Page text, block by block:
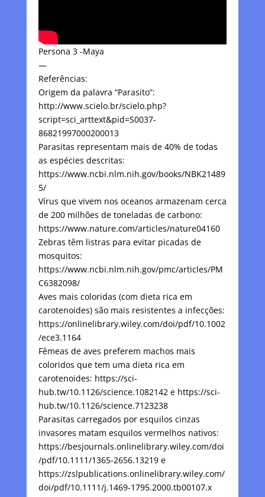
Persona 3 -Maya
—
Referências:
Origem da palavra “Parasito”:
http://www.scielo.br/scielo.php?
script=sci_arttext&pid=S0037-
86821997000200013
Parasitas representam mais de 40% de todas
as espécies descritas:
https://www.ncbi.nlm.nih.gov/books/NBK21489
5/
Vírus que vivem nos oceanos armazenam cerca
de 200 milhões de toneladas de carbono:
https://www.nature.com/articles/nature04160
Zebras têm listras para evitar picadas de
mosquitos:
https://www.ncbi.nlm.nih.gov/pmc/articles/PM
C6382098/
Aves mais coloridas (com dieta rica em
carotenoides) são mais resistentes a infecções:
https://onlinelibrary.wiley.com/doi/pdf/10.1002
/ece3.1164
Fêmeas de aves preferem machos mais
coloridos que tem uma dieta rica em
carotenoides: https://sci-
hub.tw/10.1126/science.1082142 e https://sci-
hub.tw/10.1126/science.7123238
Parasitas carregados por esquilos cinzas
invasores matam esquilos vermelhos nativos:
https://besjournals.onlinelibrary.wiley.com/doi
/pdf/10.1111/1365-2656.13219 e
https://zslpublications.onlinelibrary.wiley.com/
doi/pdf/10.1111/j.1469-1795.2000.tb00107.x